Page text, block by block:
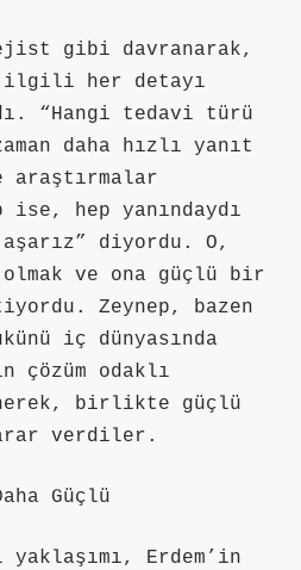
gibi davranarak,
ilgili her detayı
“Hangi tedavi türü
daha hızlı yanıt
ise, hep yanındaydı
diyordu. O,
olmak ve ona güçlü bir
Zeynep, bazen
iç dünyasında
çözüm odaklı
birlikte güçlü
verdiler.
Güçlü
yaklaşımı, Erdem’in